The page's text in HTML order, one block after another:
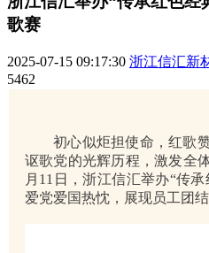
歌赛
2025-07-15 09:17:30 浙江信汇新
5462
初心似炬担使命，红歌
讴歌党的光辉历程，激发全
月11日，浙江信汇举办“传
爱党爱国热忱，展现员工团